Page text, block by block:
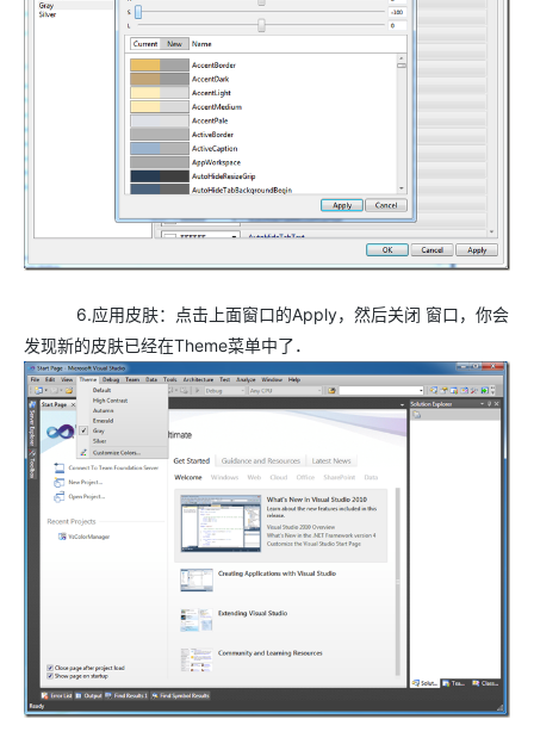
6.应用皮肤：点击上面窗口的Apply，然后关闭 窗口，你会
发现新的皮肤已经在Theme菜单中了．